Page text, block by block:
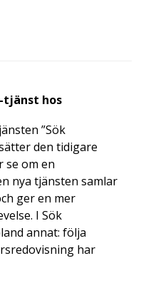
tjänst hos
”Sök
den tidigare
se om en
nya tjänsten samlar
ger en mer
I Sök
annat: följa
har